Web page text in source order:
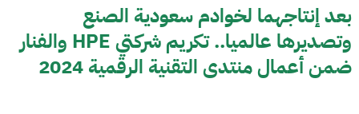
بعد إنتاجهما لخوادم سعودية الصنع
وتصديرها عالميا.. تكريم شركتي HPE والفنار
ضمن أعمال منتدى التقنية الرقمية 2024